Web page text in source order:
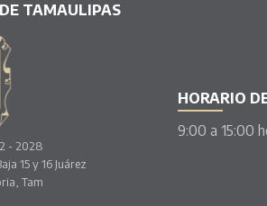
TAMAULIPAS
- 2028
15 y 16 Juárez
Tam
HORARIO
9:00 a 15:00